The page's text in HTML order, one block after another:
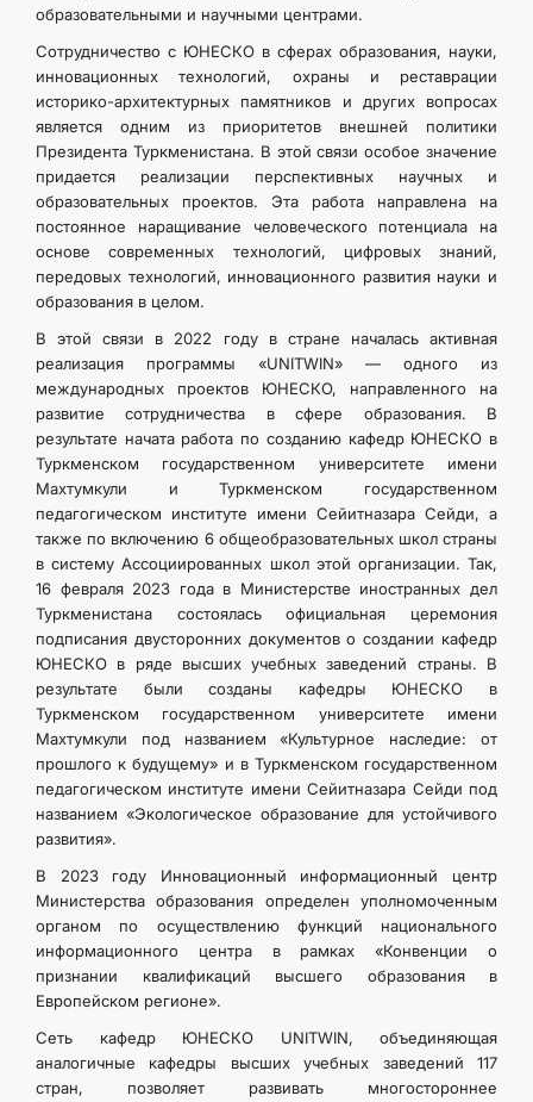
образовательными и научными центрами.
Сотрудничество с ЮНЕСКО в сферах образования, науки,
инновационных технологий, охраны и реставрации
историко-архитектурных памятников и других вопросах
является одним из приоритетов внешней политики
Президента Туркменистана. В этой связи особое значение
придается реализации перспективных научных и
образовательных проектов. Эта работа направлена на
постоянное наращивание человеческого потенциала на
основе современных технологий, цифровых знаний,
передовых технологий, инновационного развития науки и
образования в целом.
В этой связи в 2022 году в стране началась активная
реализация программы «UNITWIN» — одного из
международных проектов ЮНЕСКО, направленного на
развитие сотрудничества в сфере образования. В
результате начата работа по созданию кафедр ЮНЕСКО в
Туркменском государственном университете имени
Махтумкули и Туркменском государственном
педагогическом институте имени Сейитназара Сейди, а
также по включению 6 общеобразовательных школ страны
в систему Ассоциированных школ этой организации. Так,
16 февраля 2023 года в Министерстве иностранных дел
Туркменистана состоялась официальная церемония
подписания двусторонних документов о создании кафедр
ЮНЕСКО в ряде высших учебных заведений страны. В
результате были созданы кафедры ЮНЕСКО в
Туркменском государственном университете имени
Махтумкули под названием «Культурное наследие: от
прошлого к будущему» и в Туркменском государственном
педагогическом институте имени Сейитназара Сейди под
названием «Экологическое образование для устойчивого
развития».
В 2023 году Инновационный информационный центр
Министерства образования определен уполномоченным
органом по осуществлению функций национального
информационного центра в рамках «Конвенции о
признании квалификаций высшего образования в
Европейском регионе».
Сеть кафедр ЮНЕСКО UNITWIN, объединяющая
аналогичные кафедры высших учебных заведений 117
стран, позволяет развивать многостороннее